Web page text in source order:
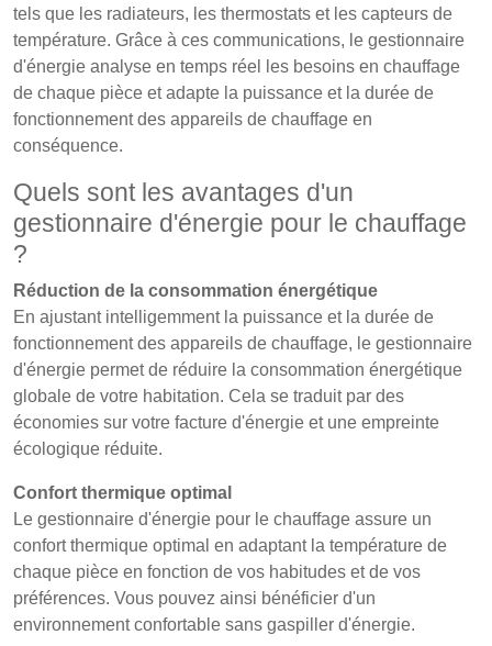
tels que les radiateurs, les thermostats et les capteurs de
température. Grâce à ces communications, le gestionnaire
d'énergie analyse en temps réel les besoins en chauffage
de chaque pièce et adapte la puissance et la durée de
fonctionnement des appareils de chauffage en
conséquence.
Quels sont les avantages d'un
gestionnaire d'énergie pour le chauffage
?
Réduction de la consommation énergétique
En ajustant intelligemment la puissance et la durée de
fonctionnement des appareils de chauffage, le gestionnaire
d'énergie permet de réduire la consommation énergétique
globale de votre habitation. Cela se traduit par des
économies sur votre facture d'énergie et une empreinte
écologique réduite.
Confort thermique optimal
Le gestionnaire d'énergie pour le chauffage assure un
confort thermique optimal en adaptant la température de
chaque pièce en fonction de vos habitudes et de vos
préférences. Vous pouvez ainsi bénéficier d'un
environnement confortable sans gaspiller d'énergie.